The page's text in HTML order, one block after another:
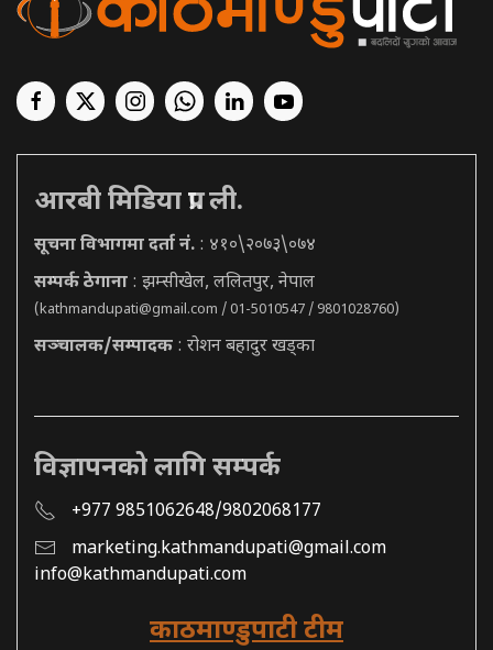
आरबी मिडिया प्रा. ली.
सूचना विभागमा दर्ता नं. : ४१०\२०७३\०७४
सम्पर्क ठेगाना : झम्सीखेल, ललितपुर, नेपाल
(kathmandupati@gmail.com / 01-5010547 / 9801028760)
सञ्चालक/सम्पादक : रोशन बहादुर खड्का
विज्ञापनको लागि सम्पर्क
+977 9851062648/9802068177
marketing.kathmandupati@gmail.com
info@kathmandupati.com
काठमाण्डुपाटी टीम